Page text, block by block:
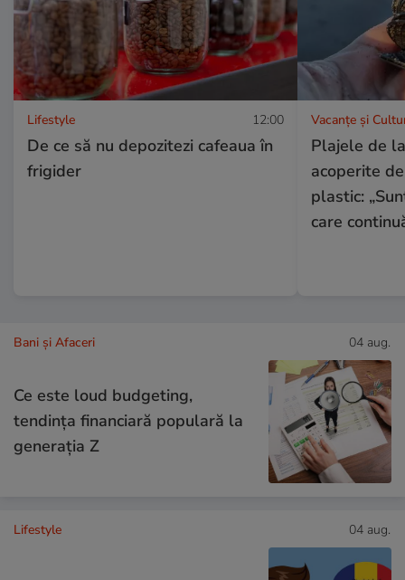
Lifestyle 12:00
De ce să nu depozitezi cafeaua în
frigider
Vacanțe și
Plajele de
acoperite
plastic:
care
Bani și Afaceri 04 aug.
Ce este loud budgeting,
tendința financiară populară la
generația Z
Lifestyle 04 aug.